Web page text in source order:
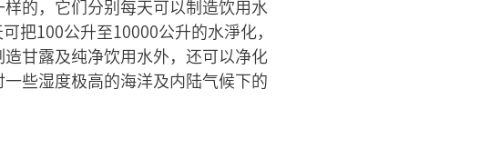
的，它们分别每天可以制造饮用水
把100公升至10000公升的水淨化，
甘露及纯净饮用水外，还可以净化
些湿度极高的海洋及内陆气候下的